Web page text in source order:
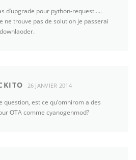
d’upgrade pour python-request…..
ne trouve pas de solution je passerai
26 JANVIER 2014
question, est ce qu’omnirom a des
OTA comme cyanogenmod?